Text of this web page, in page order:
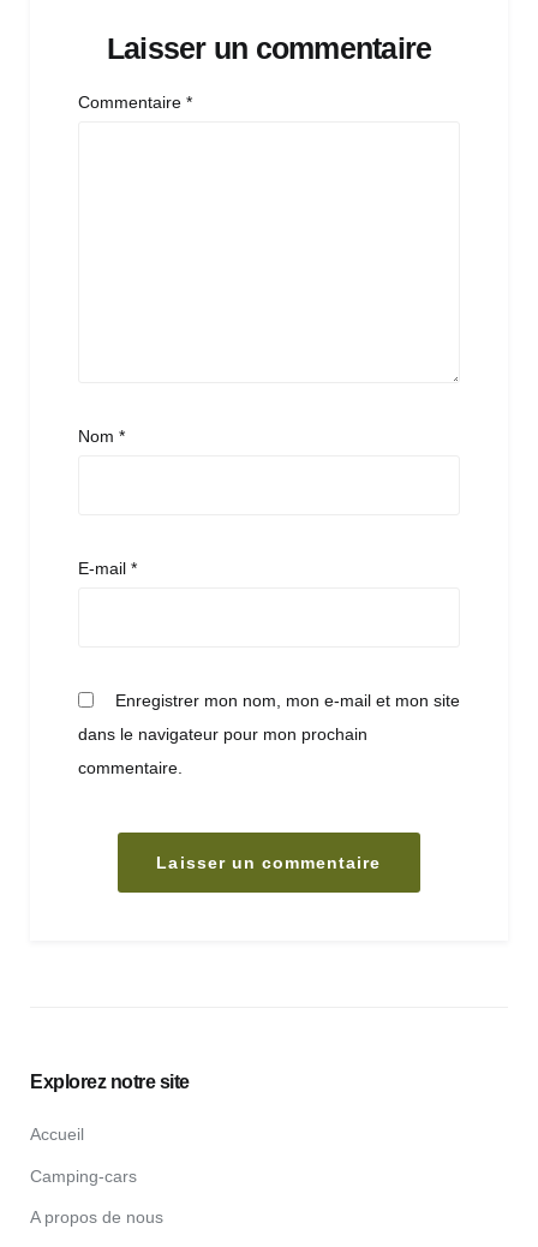
Laisser un commentaire
Commentaire *
Nom *
E-mail *
Enregistrer mon nom, mon e-mail et mon site
dans le navigateur pour mon prochain
commentaire.
Explorez notre site
Accueil
Camping-cars
A propos de nous